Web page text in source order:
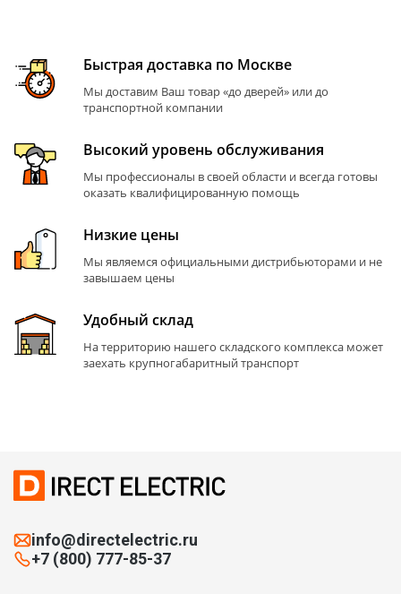
Быстрая доставка по Москве
Мы доставим Ваш товар «до дверей» или до
транспортной компании
Высокий уровень обслуживания
Мы профессионалы в своей области и всегда готовы
оказать квалифицированную помощь
Низкие цены
Мы являемся официальными дистрибьюторами и не
завышаем цены
Удобный склад
На территорию нашего складского комплекса может
заехать крупногабаритный транспорт
info@directelectric.ru
+7 (800) 777-85-37